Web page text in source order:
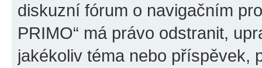
diskuzní fórum o navigačním
PRIMO“ má právo odstranit,
jakékoliv téma nebo příspěvek,